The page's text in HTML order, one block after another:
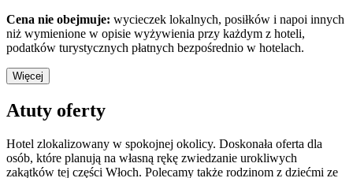
Cena nie obejmuje: wycieczek lokalnych, posiłków i napoi innych
niż wymienione w opisie wyżywienia przy każdym z hoteli,
podatków turystycznych płatnych bezpośrednio w hotelach.
Więcej
Atuty oferty
Hotel zlokalizowany w spokojnej okolicy. Doskonała oferta dla
osób, które planują na własną rękę zwiedzanie urokliwych
zakątków tej części Włoch. Polecamy także rodzinom z dziećmi ze